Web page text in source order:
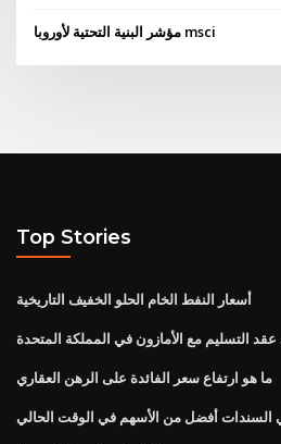
مؤشر البنية التحتية لأوروبا msci
Top Stories
أسعار النفط الخام الحلو الخفيف التاريخية
التسليم مع الأمازون في المملكة المتحدة
ما هو ارتفاع سعر الفائدة على الرهن العقاري
السندات أفضل من الأسهم في الوقت الحالي